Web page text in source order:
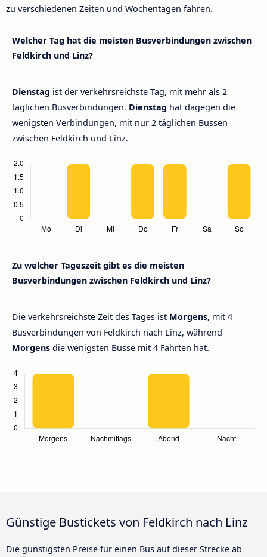
zu verschiedenen Zeiten und Wochentagen fahren.
Welcher Tag hat die meisten Busverbindungen zwischen
Feldkirch und Linz?
Dienstag ist der verkehrsreichste Tag, mit mehr als 2
täglichen Busverbindungen. Dienstag hat dagegen die
wenigsten Verbindungen, mit nur 2 täglichen Bussen
zwischen Feldkirch und Linz.
Zu welcher Tageszeit gibt es die meisten
Busverbindungen zwischen Feldkirch und Linz?
Die verkehrsreichste Zeit des Tages ist Morgens, mit 4
Busverbindungen von Feldkirch nach Linz, während
Morgens die wenigsten Busse mit 4 Fahrten hat.
Günstige Bustickets von Feldkirch nach Linz
Die günstigsten Preise für einen Bus auf dieser Strecke ab